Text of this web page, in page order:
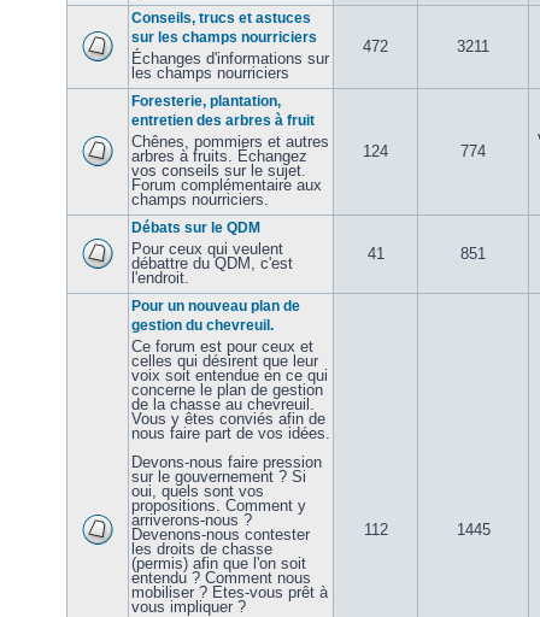
Conseils, trucs et astuces
sur les champs nourriciers
Échanges d'informations sur
les champs nourriciers
472 3211
Foresterie, plantation,
entretien des arbres à fruit
Chênes, pommiers et autres
arbres à fruits. Échangez
vos conseils sur le sujet.
Forum complémentaire aux
champs nourriciers.
124 774
Débats sur le QDM
Pour ceux qui veulent
débattre du QDM, c'est
l'endroit.
41 851
Pour un nouveau plan de
gestion du chevreuil.
Ce forum est pour ceux et
celles qui désirent que leur
voix soit entendue en ce qui
concerne le plan de gestion
de la chasse au chevreuil.
Vous y êtes conviés afin de
nous faire part de vos idées.
Devons-nous faire pression
sur le gouvernement ? Si
oui, quels sont vos
propositions. Comment y
arriverons-nous ?
Devenons-nous contester
les droits de chasse
(permis) afin que l'on soit
entendu ? Comment nous
mobiliser ? Etes-vous prêt à
vous impliquer ?
112 1445